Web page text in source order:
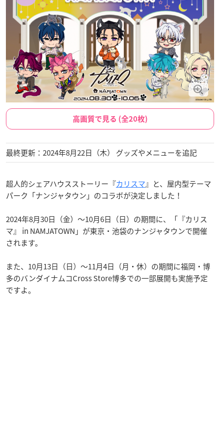
高画質で見る (全20枚)
最終更新：2024年8月22日（木） グッズやメニューを追記
超人的シェアハウスストーリー『カリスマ』と、屋内型テーマ
パーク「ナンジャタウン」のコラボが決定しました！
2024年8月30日（金）～10月6日（日）の期間に、「『カリス
マ』 in NAMJATOWN」が東京・池袋のナンジャタウンで開催
されます。
また、10月13日（日）～11月4日（月・休）の期間に福岡・博
多のバンダイナムコCross Store博多での一部展開も実施予定
ですよ。